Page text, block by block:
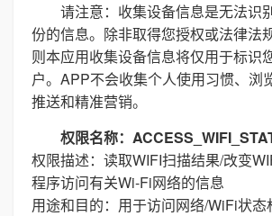
请注意：收集设备信息是无法识
份的信息。除非取得您授权或法律法
则本应用收集设备信息将仅用于标识
户。APP不会收集个人使用习惯、浏
推送和精准营销。
权限名称：
权限描述：读取WIFI扫描结果/改变
程序访问有关Wi-Fi网络的信息
用途和目的：用于访问网络/WiFi状